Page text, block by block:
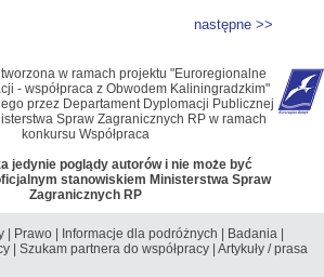
następne >>
w ramach projektu "Euroregionalne
- współpraca z Obwodem Kaliningradzkim"
przez Departament Dyplomacji Publicznej
Spraw Zagranicznych RP w ramach
konkursu Współpraca
jedynie poglądy autorów i nie może być
stanowiskiem Ministerstwa Spraw
Zagranicznych RP
| Prawo | Informacje dla podróżnych | Badania |
| Szukam partnera do współpracy| Artykuły / prasa